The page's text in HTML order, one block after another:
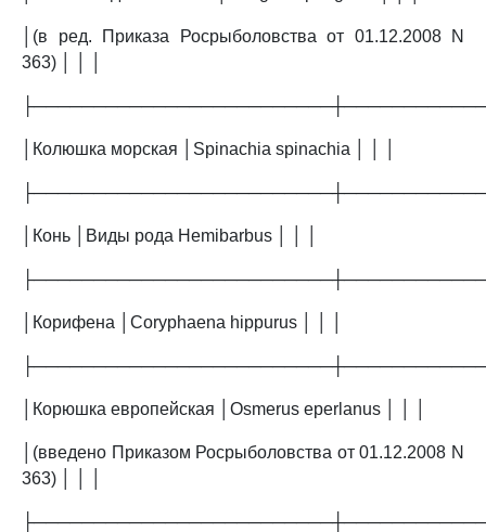
│(в ред. Приказа Росрыболовства от 01.12.2008 N
363) │ │ │
│Колюшка морская │Spinachia spinachia │ │ │
│Конь │Виды рода Hemibarbus │ │ │
│Корифена │Coryphaena hippurus │ │ │
│Корюшка европейская │Osmerus eperlanus │ │ │
│(введено Приказом Росрыболовства от 01.12.2008 N
363) │ │ │